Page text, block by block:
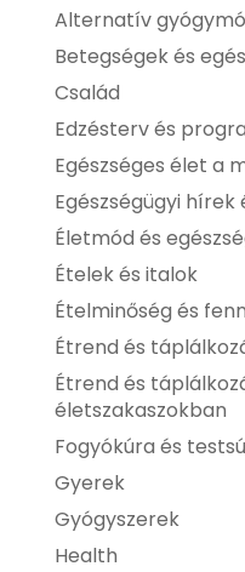
Alternatív
Betegségek és
Család
Edzésterv és
Egészséges élet a
Egészségügyi
Életmód és
Ételek és italok
Ételminőség és
Étrend és
Étrend és
életszakaszokban
Fogyókúra és
Gyerek
Gyógyszerek
Health